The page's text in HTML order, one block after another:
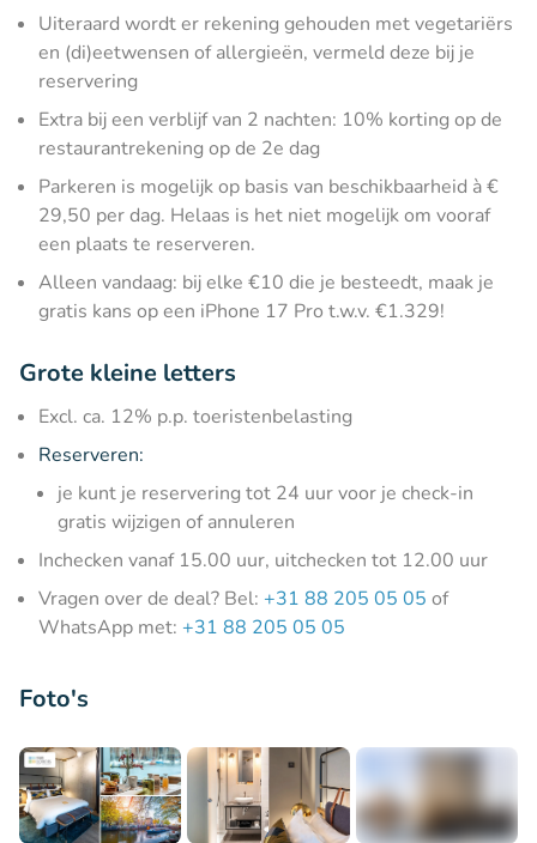
Uiteraard wordt er rekening gehouden met vegetariërs
en (di)eetwensen of allergieën, vermeld deze bij je
reservering
Extra bij een verblijf van 2 nachten: 10% korting op de
restaurantrekening op de 2e dag
Parkeren is mogelijk op basis van beschikbaarheid à €
29,50 per dag. Helaas is het niet mogelijk om vooraf
een plaats te reserveren.
Alleen vandaag: bij elke €10 die je besteedt, maak je
gratis kans op een iPhone 17 Pro t.w.v. €1.329!
Grote kleine letters
Excl. ca. 12% p.p. toeristenbelasting
Reserveren:
je kunt je reservering tot 24 uur voor je check-in
gratis wijzigen of annuleren
Inchecken vanaf 15.00 uur, uitchecken tot 12.00 uur
Vragen over de deal? Bel: +31 88 205 05 05 of
WhatsApp met: +31 88 205 05 05
Foto's